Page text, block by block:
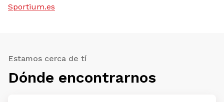
Sportium.es
Estamos cerca de tí
Dónde encontrarnos